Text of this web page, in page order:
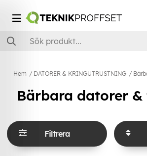
Hem DATORER & KRINGUTRUSTNING
Bärbara datorer
Filtrera